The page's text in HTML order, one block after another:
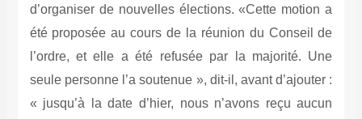
d’organiser de nouvelles élections. «Cette motion a
été proposée au cours de la réunion du Conseil de
l’ordre, et elle a été refusée par la majorité. Une
seule personne l’a soutenue », dit-il, avant d’ajouter :
« jusqu’à la date d’hier, nous n’avons reçu aucun